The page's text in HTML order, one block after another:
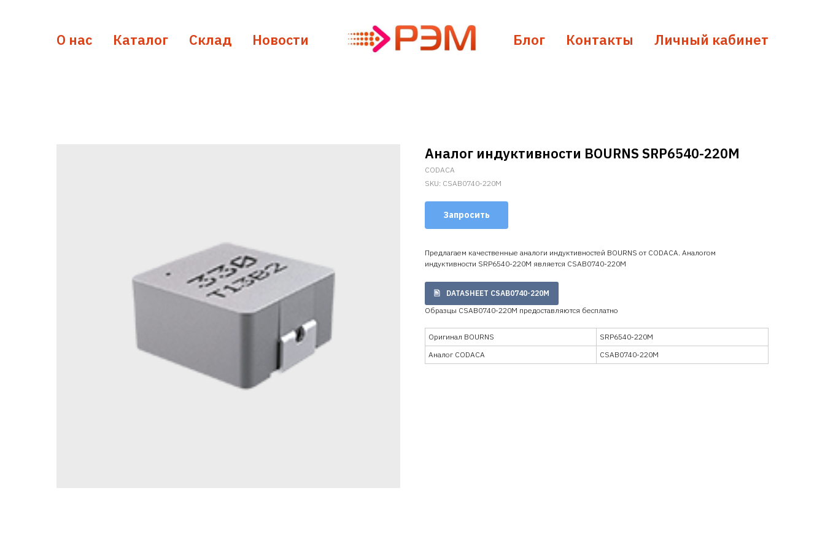
О нас Каталог Склад Новости Блог Контакты Личный кабинет
Аналог индуктивности BOURNS SRP6540-220M
CODACA
SKU: CSAB0740-220M
Запросить
Предлагаем качественные аналоги индуктивностей BOURNS от CODACA. Аналогом
индуктивности SRP6540-220M является CSAB0740-220M
DATASHEET CSAB0740-220M
Образцы CSAB0740-220M предоставляются бесплатно
Оригинал BOURNS
SRP6540-220M
Аналог CODACA
CSAB0740-220M